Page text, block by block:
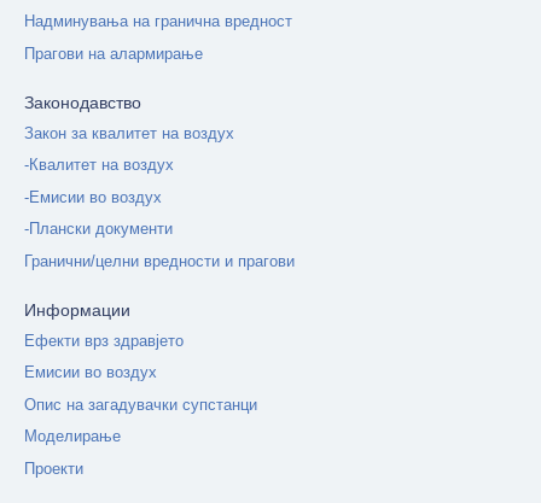
Надминувања на гранична вредност
Прагови на алармирање
Законодавство
Закон за квалитет на воздух
-Квалитет на воздух
-Емисии во воздух
-Плански документи
Гранични/целни вредности и прагови
Информации
Ефекти врз здравјето
Емисии во воздух
Опис на загадувачки супстанци
Моделирање
Проекти